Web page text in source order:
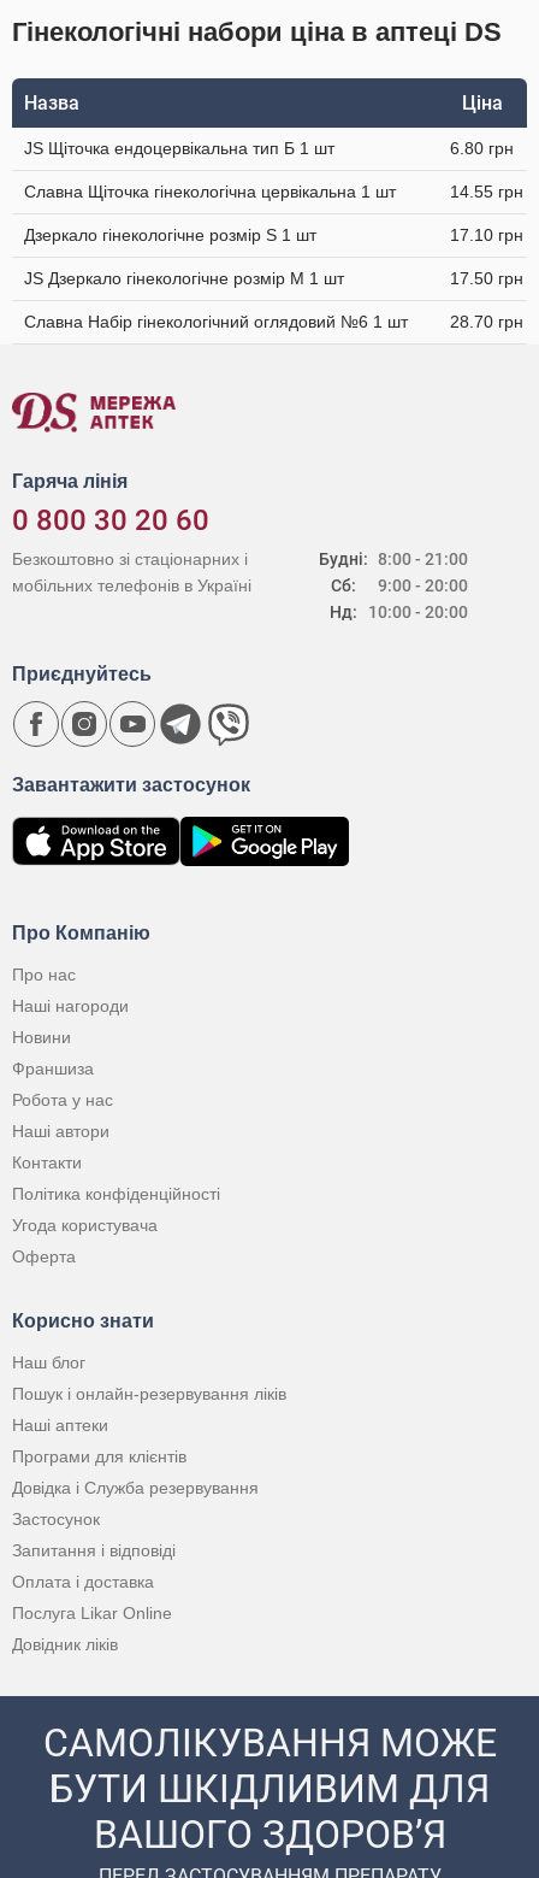
Гінекологічні набори ціна в аптеці DS
Назва Ціна
JS Щіточка ендоцервікальна тип Б 1 шт 6.80 грн
Славна Щіточка гінекологічна цервікальна 1 шт 14.55 грн
Дзеркало гінекологічне розмір S 1 шт 17.10 грн
JS Дзеркало гінекологічне розмір M 1 шт 17.50 грн
Славна Набір гінекологічний оглядовий №6 1 шт 28.70 грн
Гаряча лінія
0 800 30 20 60
Будні:
Сб:
Нд:
8:00 - 21:00
9:00 - 20:00
10:00 - 20:00
Безкоштовно зі стаціонарних і
мобільних телефонів в Україні
Про Компанію
Про нас
Наші нагороди
Новини
Франшиза
Робота у нас
Наші автори
Контакти
Політика конфіденційності
Угода користувача
Оферта
Корисно знати
Наш блог
Пошук і онлайн-резервування ліків
Наші аптеки
Програми для клієнтів
Довідка і Служба резервування
Застосунок
Запитання і відповіді
Оплата і доставка
Послуга Likar Online
Довідник ліків
Завантажити застосунок
Приєднуйтесь
САМОЛІКУВАННЯ МОЖЕ
БУТИ ШКІДЛИВИМ ДЛЯ
ВАШОГО ЗДОРОВ’Я